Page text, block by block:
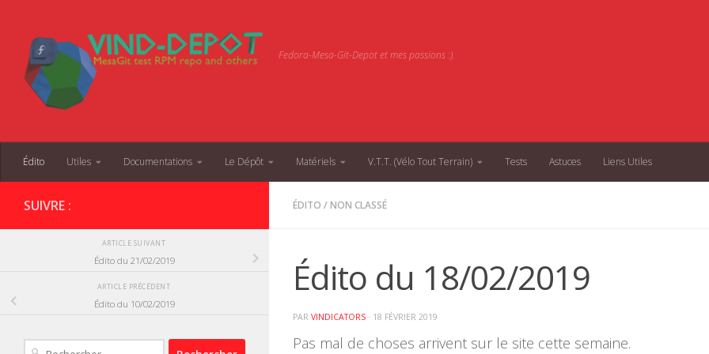
Fedora-Mesa-Git-Depot et mes passions :).
Édito Utiles Documentations Le Dépôt Matériels V.T.T. (Vélo Tout Terrain) Tests Astuces Liens Utiles
ÉDITO /NON CLASSÉ
Édito du 18/02/2019
PAR VINDICATORS · 18 FÉVRIER 2019
Pas mal de choses arrivent sur le site cette semaine.
SUIVRE :
ARTICLE SUIVANT
Édito du 21/02/2019
ARTICLE PRÉCÉDENT
Édito du 10/02/2019
Rechercher :